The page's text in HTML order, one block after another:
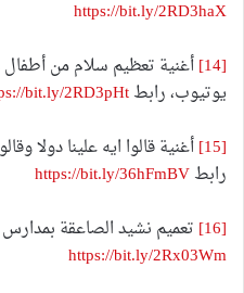
https://bit.ly/2RD3haX
[14]
أغنية تعظيم سلام من
يوتيوب، رابطbit.ly/2RD3pHt
[15]
أغنية قالوا ايه علينا دولا
رابطhttps://bit.ly/36hFmBV
[16]
تعميم نشيد الصاعقة
https://bit.ly/2Rx03Wm